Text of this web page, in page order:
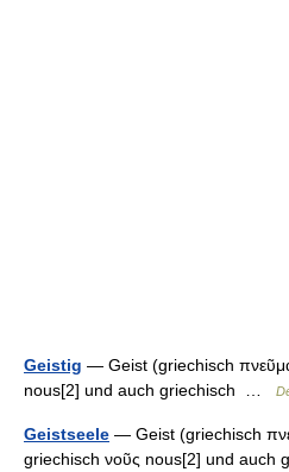
Geistig — Geist (griechisch
nous[2] und auch griechisch …
Geistseele — Geist (griechisch
griechisch νoῦς nous[2] und